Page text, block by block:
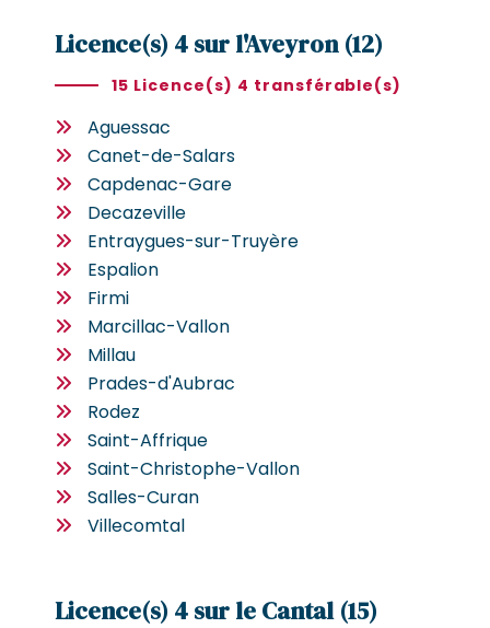
Licence(s) 4 sur l'Aveyron (12)
15 Licence(s) 4 transférable(s)
Aguessac
Canet-de-Salars
Capdenac-Gare
Decazeville
Entraygues-sur-Truyère
Espalion
Firmi
Marcillac-Vallon
Millau
Prades-d'Aubrac
Rodez
Saint-Affrique
Saint-Christophe-Vallon
Salles-Curan
Villecomtal
Licence(s) 4 sur le Cantal (15)